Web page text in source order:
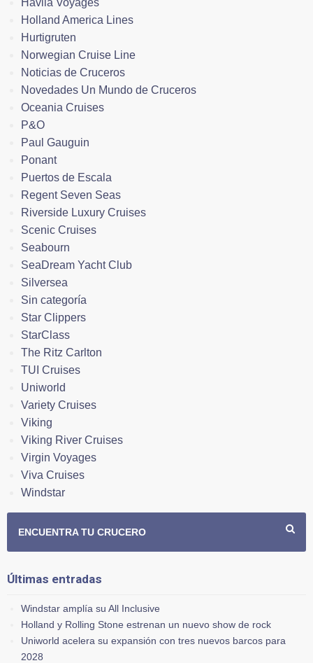
Holland America Lines
Hurtigruten
Norwegian Cruise Line
Noticias de Cruceros
Novedades Un Mundo de Cruceros
Oceania Cruises
P&O
Paul Gauguin
Ponant
Puertos de Escala
Regent Seven Seas
Riverside Luxury Cruises
Scenic Cruises
Seabourn
SeaDream Yacht Club
Silversea
Sin categoría
Star Clippers
StarClass
The Ritz Carlton
TUI Cruises
Uniworld
Variety Cruises
Viking
Viking River Cruises
Virgin Voyages
Viva Cruises
Windstar
ENCUENTRA TU CRUCERO
Últimas entradas
Windstar amplía su All Inclusive
Holland y Rolling Stone estrenan un nuevo show de rock
Uniworld acelera su expansión con tres nuevos barcos para
2028